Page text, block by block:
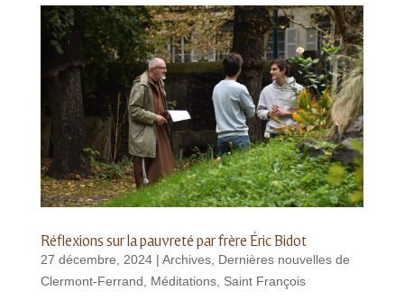
Réflexions sur la pauvreté par frère Éric Bidot
27 décembre, 2024| Archives, Dernières nouvelles de
Clermont-Ferrand
Méditations, Saint François